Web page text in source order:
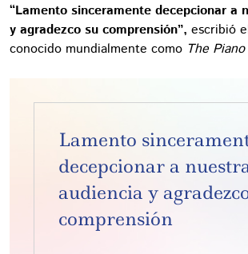
“Lamento sinceramente decepcionar a
y agradezco su comprensión”, escribió
conocido mundialmente como The
Lamento
decepcionar a
audiencia y
comprensión